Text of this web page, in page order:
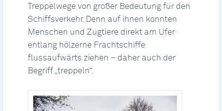
Treppelwege von großer Bedeutung für den
Schiffsverkehr. Denn auf ihnen konnten
Menschen und Zugtiere direkt am Ufer
entlang hölzerne Frachtschiffe
flussaufwärts ziehen – daher auch der
Begriff „treppeln“.